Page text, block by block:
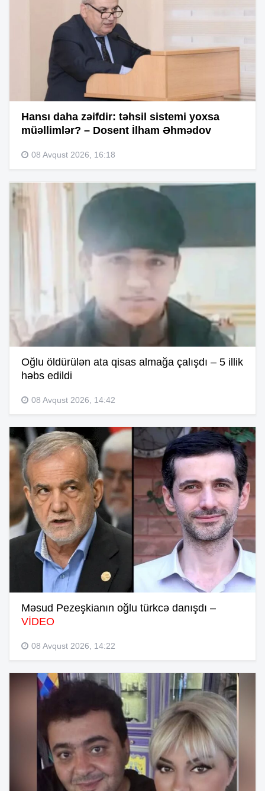
Hansı daha zəifdir: təhsil sistemi yoxsa
müəllimlər? – Dosent İlham Əhmədov
08 Avqust 2026, 16:18
Oğlu öldürülən ata qisas almağa çalışdı – 5 illik
həbs edildi
08 Avqust 2026, 14:42
Məsud Pezeşkianın oğlu türkcə danışdı –
VİDEO
08 Avqust 2026, 14:22